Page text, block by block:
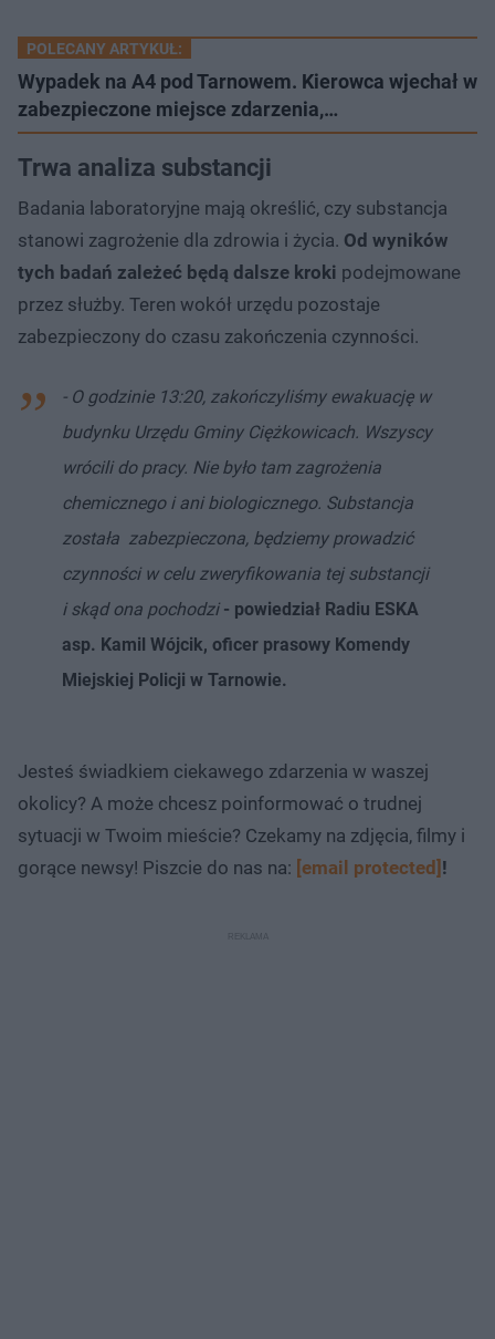
POLECANY ARTYKUŁ:
Wypadek na A4 pod Tarnowem. Kierowca wjechał w
zabezpieczone miejsce zdarzenia,…
Trwa analiza substancji
Badania laboratoryjne mają określić, czy substancja
stanowi zagrożenie dla zdrowia i życia. Od wyników
tych badań zależeć będą dalsze kroki podejmowane
przez służby. Teren wokół urzędu pozostaje
zabezpieczony do czasu zakończenia czynności.
- O godzinie 13:20, zakończyliśmy ewakuację w
budynku Urzędu Gminy Ciężkowicach. Wszyscy
wrócili do pracy. Nie było tam zagrożenia
chemicznego i ani biologicznego. Substancja
została zabezpieczona, będziemy prowadzić
czynności w celu zweryfikowania tej substancji
i skąd ona pochodzi - powiedział Radiu ESKA
asp. Kamil Wójcik, oficer prasowy Komendy
Miejskiej Policji w Tarnowie.
Jesteś świadkiem ciekawego zdarzenia w waszej
okolicy? A może chcesz poinformować o trudnej
sytuacji w Twoim mieście? Czekamy na zdjęcia, filmy i
gorące newsy! Piszcie do nas na: [email protected] !